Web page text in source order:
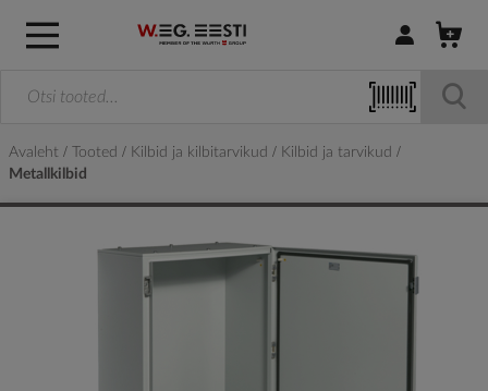
Logi sisse /
Avaleht Tooted Kilbid ja kilbitarvikud
Kilbid ja tarvikud
Metallkilbid